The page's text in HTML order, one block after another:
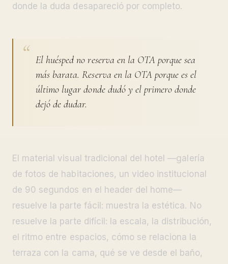
donde la duda desapareció por completo.
El huésped no reserva en la OTA porque sea
más barata. Reserva en la OTA porque es el
último lugar donde dudó y el primero donde
dejó de dudar.
El material visual tradicional del hotel —galería
de fotos de habitaciones, un video institucional
de 90 segundos en el header del home—
resuelve la parte fácil: muestra la estética. No
resuelve la parte difícil: la escala, la distribución,
el ritmo entre espacios, cómo se relaciona la
terraza con la cama, qué se ve desde el baño,